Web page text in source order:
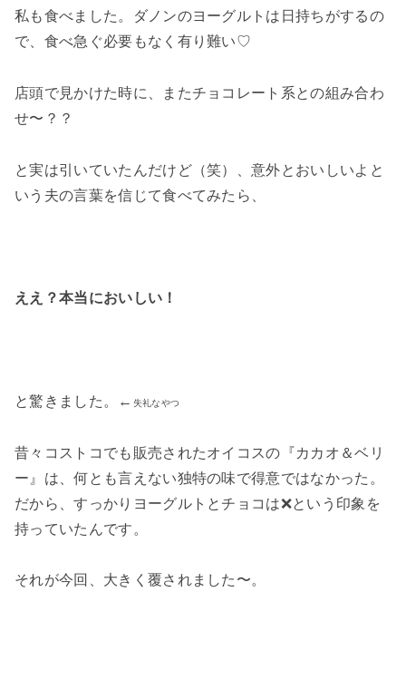
私も食べました。ダノンのヨーグルトは日持ちがするの
で、食べ急ぐ必要もなく有り難い♡
店頭で見かけた時に、またチョコレート系との組み合わ
せ〜？？
と実は引いていたんだけど（笑）、意外とおいしいよと
いう夫の言葉を信じて食べてみたら、
ええ？本当においしい！
と驚きました。← 失礼なやつ
昔々コストコでも販売されたオイコスの『カカオ＆ベリ
ー』は、何とも言えない独特の味で得意ではなかった。
だから、すっかりヨーグルトとチョコは❌という印象を
持っていたんです。
それが今回、大きく覆されました〜。